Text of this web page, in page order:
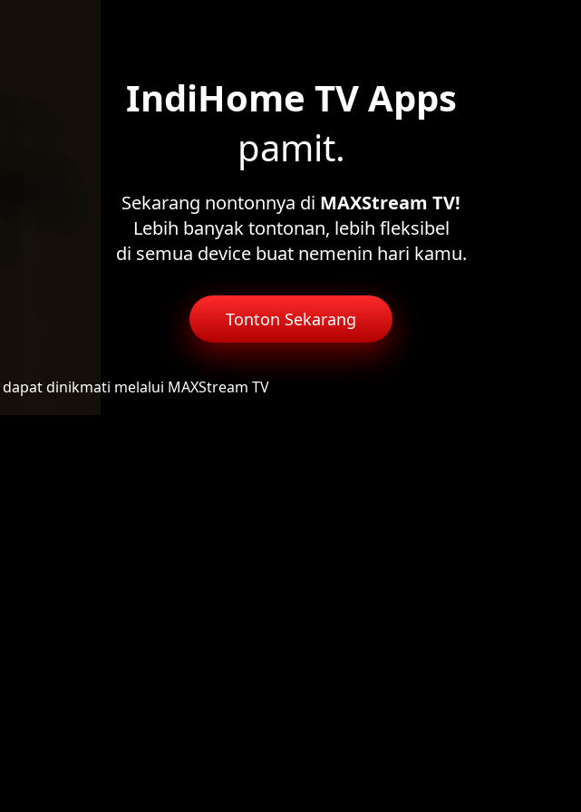
IndiHome TV Apps
pamit.
Sekarang nontonnya di MAXStream TV!
Lebih banyak tontonan, lebih fleksibel
di semua device buat nemenin hari kamu.
Tonton Sekarang
dapat dinikmati melalui MAXStream TV